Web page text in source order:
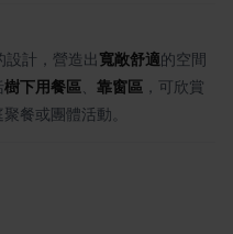
設計，營造出寬敞舒適的空間
樹下用餐區 靠窗區 ，可欣賞
聚餐或團體活動。